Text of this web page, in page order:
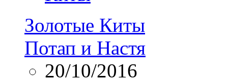
Золотые Киты
Потап и Настя
20/10/2016